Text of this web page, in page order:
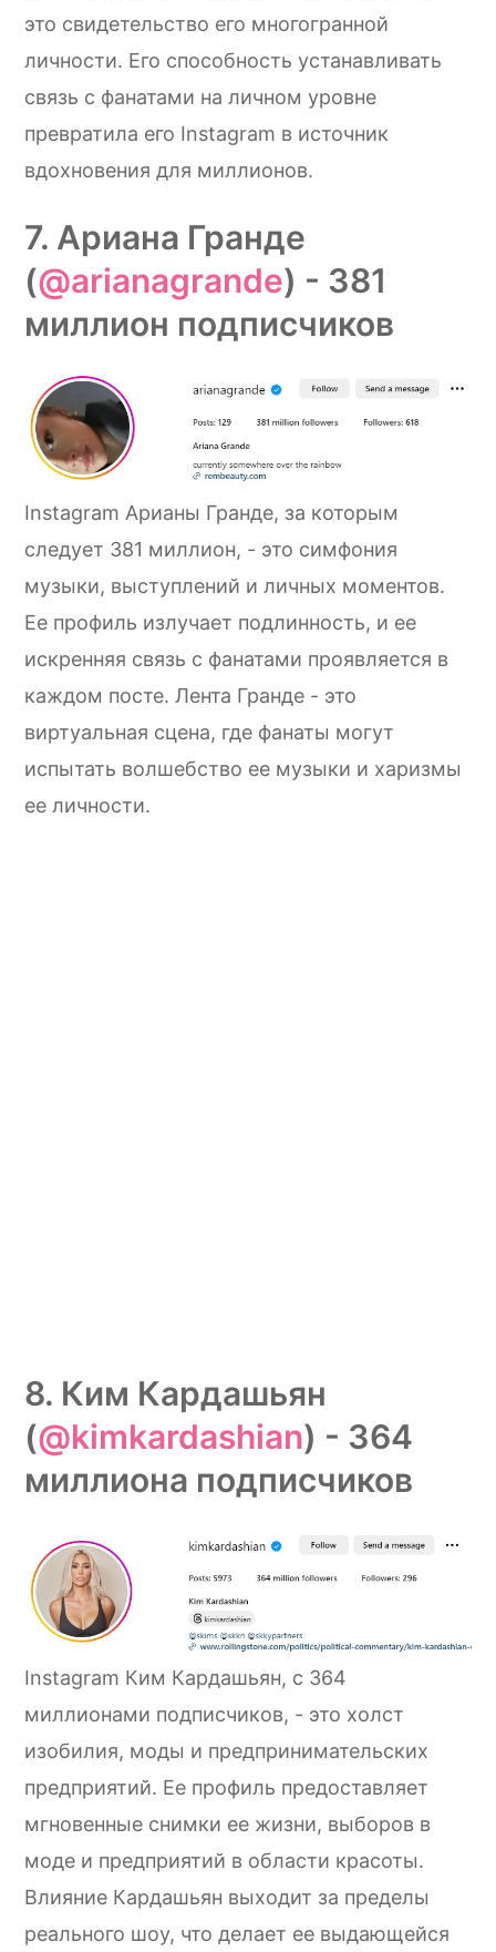
это свидетельство его многогранной
личности. Его способность устанавливать
связь с фанатами на личном уровне
превратила его Instagram в источник
вдохновения для миллионов.
7. Ариана Гранде
(@arianagrande) - 381
миллион подписчиков
Instagram Арианы Гранде, за которым
следует 381 миллион, - это симфония
музыки, выступлений и личных моментов.
Ее профиль излучает подлинность, и ее
искренняя связь с фанатами проявляется в
каждом посте. Лента Гранде - это
виртуальная сцена, где фанаты могут
испытать волшебство ее музыки и харизмы
ее личности.
8. Ким Кардашьян
(@kimkardashian) - 364
миллиона подписчиков
Instagram Ким Кардашьян, с 364
миллионами подписчиков, - это холст
изобилия, моды и предпринимательских
предприятий. Ее профиль предоставляет
мгновенные снимки ее жизни, выборов в
моде и предприятий в области красоты.
Влияние Кардашьян выходит за пределы
реального шоу, что делает ее выдающейся